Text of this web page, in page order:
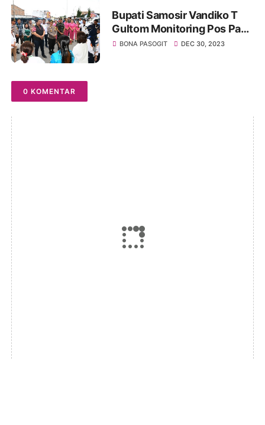
Bupati Samosir Vandiko T
Gultom Monitoring Pos Pam
Ops Lilin Toba 2023
BONA PASOGIT DEC 30, 2023
0 KOMENTAR